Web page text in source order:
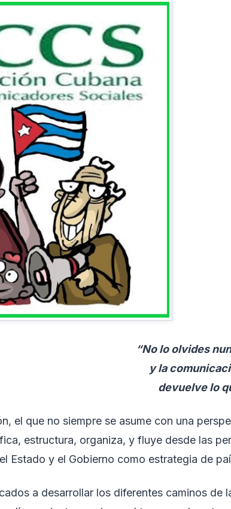
“No lo olvides
y la
devuelve lo
el que no siempre se asume con una
estructura, organiza, y fluye desde las
Estado y el Gobierno como estrategia de
a desarrollar los diferentes caminos de